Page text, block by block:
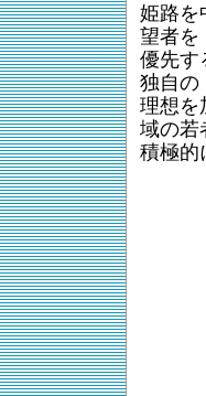
姫路を
望者を
優先す
独自の
理想を
域の若
積極的